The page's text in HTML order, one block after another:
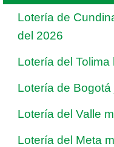
Lotería de
del 2026
Lotería del
Lotería de
Lotería del Valle
Lotería del Meta